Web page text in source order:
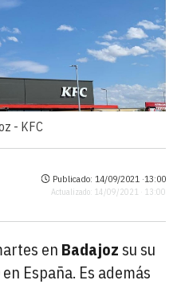
- KFC
Publicado: 14/09/2021 ·13:00
Actualizado: 14/09/2021 · 13:00
en Badajoz su su
en España. Es además